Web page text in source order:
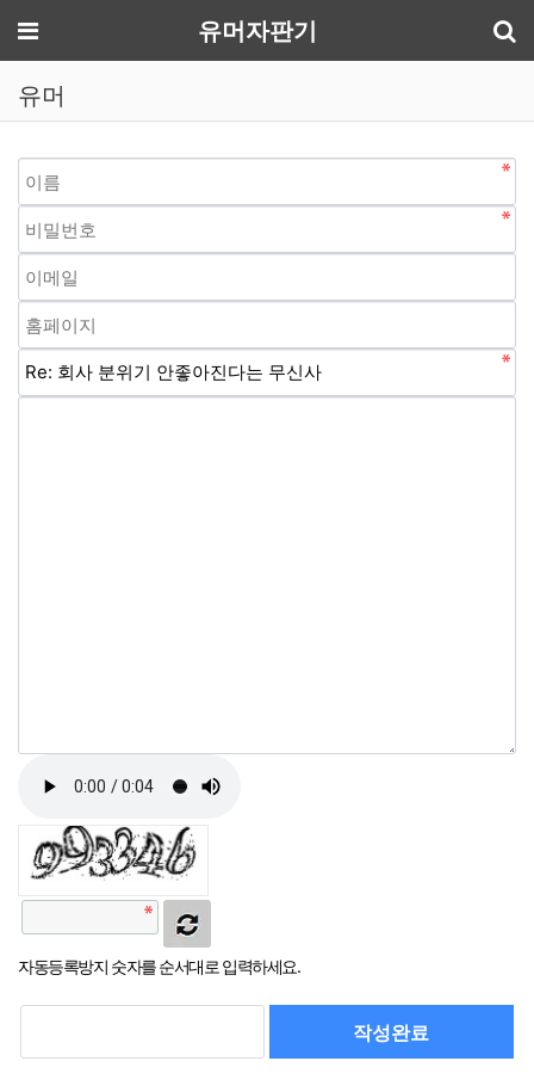
메뉴 유머자판기
유머
자동등록방지 숫자를 순서대로 입력하세요.
작성완료